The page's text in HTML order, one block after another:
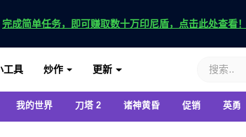
完成简单任务，即可赚取数十万印尼盾，点击此处查看！
工具 炒作 更新
我的世界 刀塔 2 诸神黄昏 促销 英勇